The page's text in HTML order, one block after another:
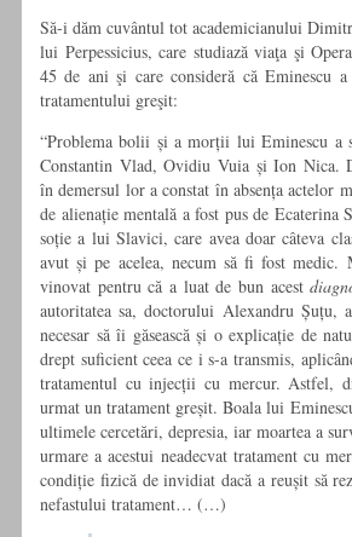
Să-i dăm cuvântul tot academicianului
lui Perpessicius, care studiază viaţa şi
45 de ani şi care consideră că Eminescu
tratamentului greşit:
“Problema bolii şi a morţii lui Eminescu a
Constantin Vlad, Ovidiu Vuia şi Ion Nica.
în demersul lor a constat în absenţa actelor
de alienaţie mentală a fost pus de Ecaterina
soţie a lui Slavici, care avea doar câteva
avut şi pe acelea, necum să fi fost medic.
vinovat pentru că a luat de bun acest
autoritatea sa, doctorului Alexandru Şuţu,
necesar să îi găsească şi o explicaţie de
drept suficient ceea ce i s-a transmis,
tratamentul cu injecţii cu mercur. Astfel,
urmat un tratament greşit. Boala lui
ultimele cercetări, depresia, iar moartea a
urmare a acestui neadecvat tratament cu
condiţie fizică de invidiat dacă a reuşit să
nefastului tratament… (…)